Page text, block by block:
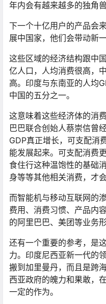
年内会有越来越多的独角
下一个十亿用户的产品会
展中国家，他们会带动新
这些区域的经济结构跟中
亿人口，人均消费很高，
高。印度与东南亚的人均
中国的五分之一。
这意味着这些经济体的消
巴巴联合创始人蔡崇信曾
GDP真正增长，可支配消
能发展起来。可支配消费
食住行这种温饱性的基础
身等等其他相关消费，才
而智能机与移动互联网的
费用、消费习惯、产品内
的阿里巴巴、美团等业务
还有一个重要的参考，是
力。印度尼西亚新一代的
搬到加里曼丹，而且是跨
西亚政府的魄力和果敢，
一定的作为。